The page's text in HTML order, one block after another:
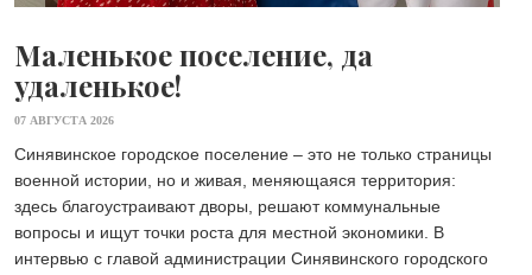
Маленькое поселение, да
удаленькое!
07 АВГУСТА 2026
Синявинское городское поселение – это не только страницы
военной истории, но и живая, меняющаяся территория:
здесь благоустраивают дворы, решают коммунальные
вопросы и ищут точки роста для местной экономики. В
интервью с главой администрации Синявинского городского